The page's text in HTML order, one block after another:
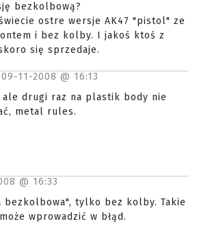
bezkolbową?
ostre wersje AK47 "pistol" ze
i bez kolby. I jakoś ktoś z
się sprzedaje.
09-11-2008 @ 16:13
ale drugi raz na plastik body nie
metal rules.
@ 16:33
bezkolbowa", tylko bez kolby. Takie
wprowadzić w błąd.